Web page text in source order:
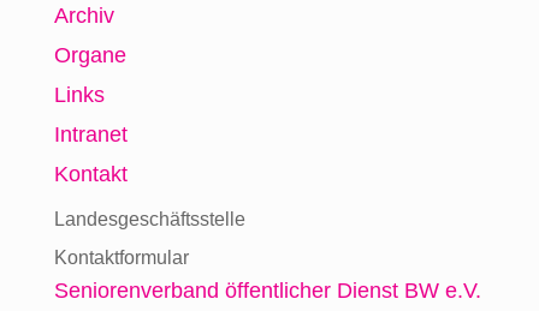
Archiv
Organe
Links
Intranet
Kontakt
Landesgeschäftsstelle
Kontaktformular
Seniorenverband öffentlicher Dienst BW e.V.